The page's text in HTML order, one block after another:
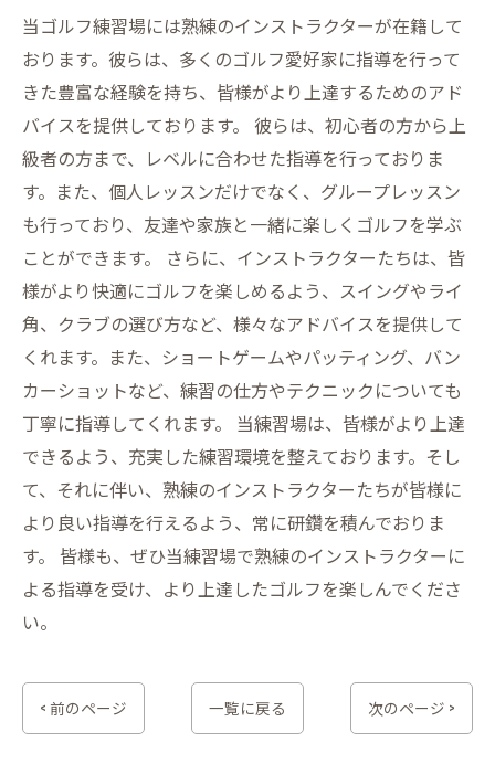
当ゴルフ練習場には熟練のインストラクターが在籍して
おります。彼らは、多くのゴルフ愛好家に指導を行って
きた豊富な経験を持ち、皆様がより上達するためのアド
バイスを提供しております。 彼らは、初心者の方から上
級者の方まで、レベルに合わせた指導を行っておりま
す。また、個人レッスンだけでなく、グループレッスン
も行っており、友達や家族と一緒に楽しくゴルフを学ぶ
ことができます。 さらに、インストラクターたちは、皆
様がより快適にゴルフを楽しめるよう、スイングやライ
角、クラブの選び方など、様々なアドバイスを提供して
くれます。また、ショートゲームやパッティング、バン
カーショットなど、練習の仕方やテクニックについても
丁寧に指導してくれます。 当練習場は、皆様がより上達
できるよう、充実した練習環境を整えております。そし
て、それに伴い、熟練のインストラクターたちが皆様に
より良い指導を行えるよう、常に研鑽を積んでおりま
す。 皆様も、ぜひ当練習場で熟練のインストラクターに
よる指導を受け、より上達したゴルフを楽しんでくださ
い。
< 前のページ 一覧に戻る 次のページ >